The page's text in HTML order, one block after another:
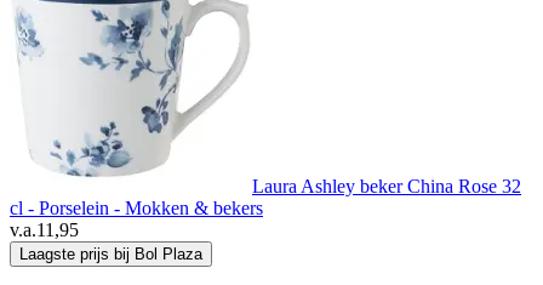
Laura Ashley beker China Rose 32
cl - Porselein - Mokken & bekers
v.a.11,95
Laagste prijs bij Bol Plaza